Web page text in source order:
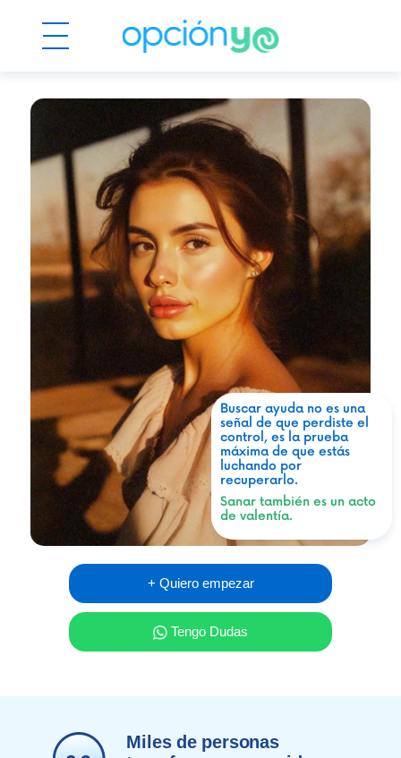
Buscar ayuda no es una
señal de que perdiste el
control, es la prueba
máxima de que estás
luchando por
recuperarlo.
Sanar también es un acto
de valentía.
+ Quiero empezar
Tengo Dudas
Miles de personas